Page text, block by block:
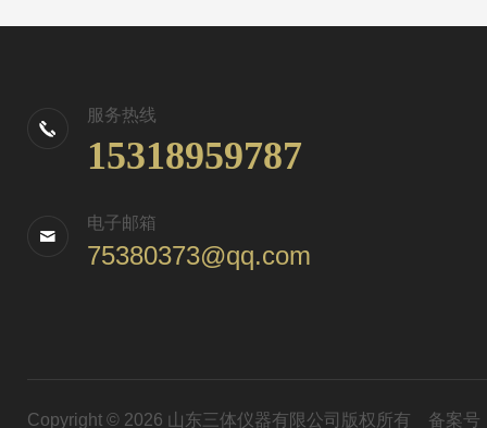
服务热线
15318959787
电子邮箱
75380373@qq.com
Copyright © 2026 山东三体仪器有限公司版权所有 备案号